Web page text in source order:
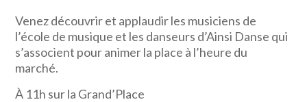
Venez découvrir et applaudir les musiciens de
l’école de musique et les danseurs d’Ainsi Danse qui
s’associent pour animer la place à l’heure du
marché.
À 11h sur la Grand’Place